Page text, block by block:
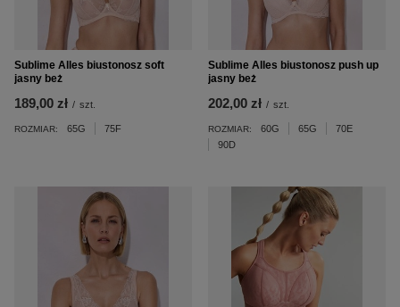
Sublime Alles biustonosz soft
jasny beż
189,00 zł / szt.
ROZMIAR: 65G 75F
Sublime Alles biustonosz push up
jasny beż
202,00 zł / szt.
ROZMIAR: 60G 65G
70E
90D